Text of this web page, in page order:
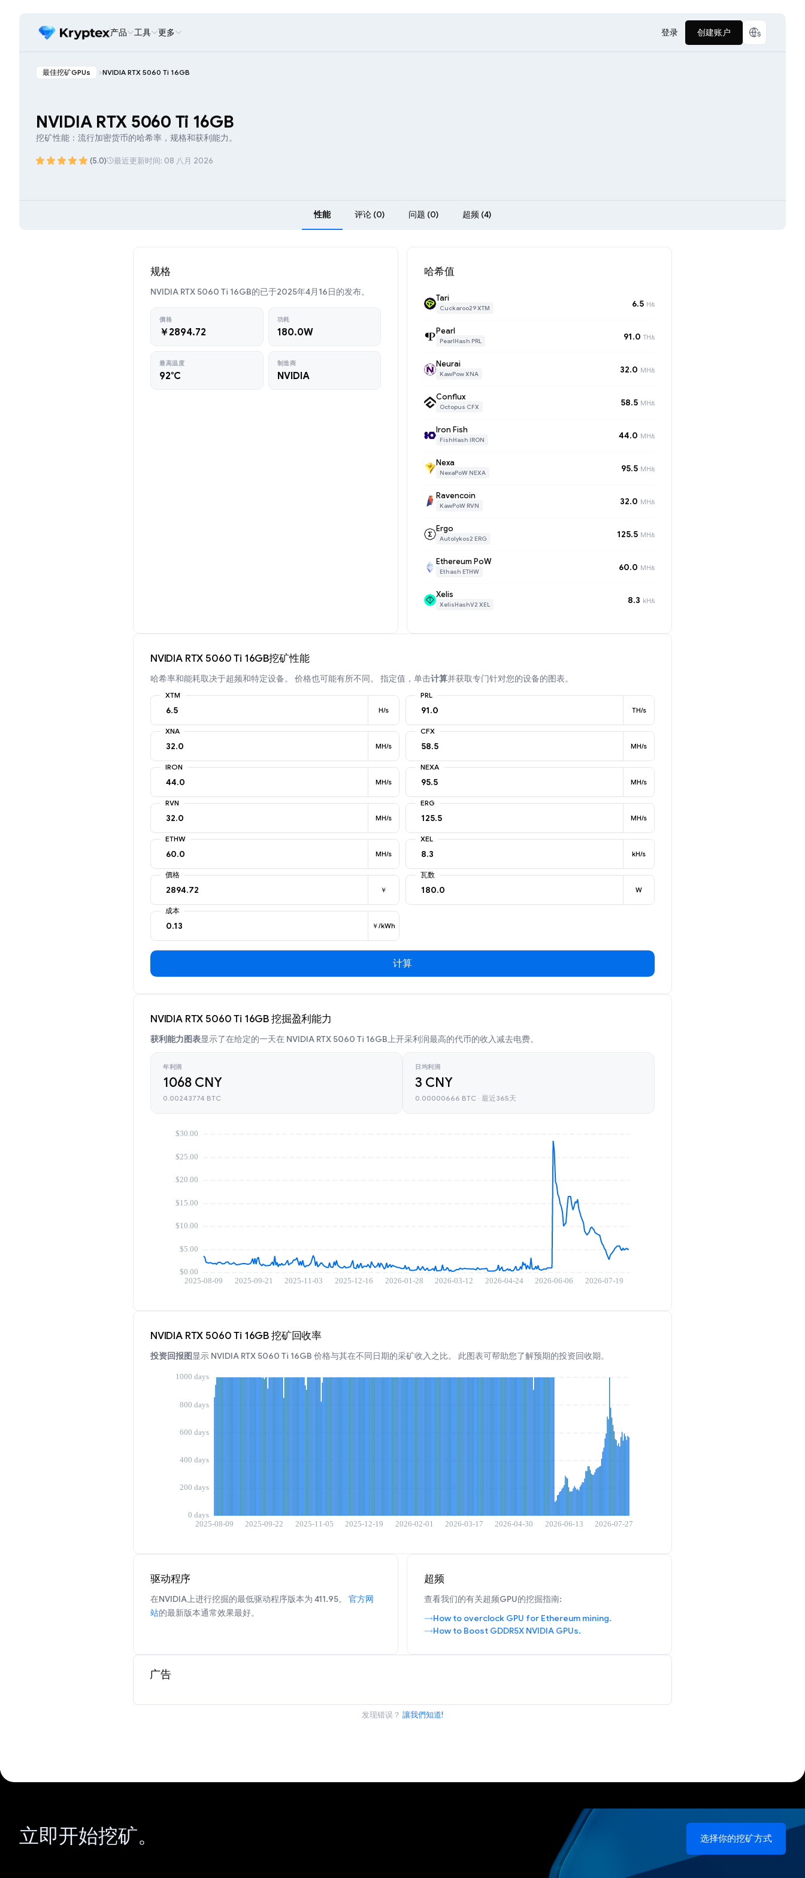
产品 工具 更多 登录 创建账户
最佳挖矿GPUs NVIDIA RTX 5060 Ti 16GB
NVIDIA RTX 5060 Ti 16GB
挖矿性能：流行加密货币的哈希率，规格和获利能力。
(5.0) 最近更新时间: 08 八月 2026
性能 评论 (0) 问题 (0) 超频 (4)
规格
NVIDIA RTX 5060 Ti 16GB的已于2025年4月16日的发布。
價格
￥2894.72
功耗
180.0W
最高温度
92°C
制造商
NVIDIA
哈希值
Tari
Cuckaroo29 XTM 6.5 H/s
Pearl
PearlHash PRL 91.0 TH/s
Neurai
KawPow XNA 32.0 MH/s
Conflux
Octopus CFX 58.5 MH/s
Iron Fish
FishHash IRON 44.0 MH/s
Nexa
NexaPoW NEXA 95.5 MH/s
Ravencoin
KawPoW RVN 32.0 MH/s
Ergo
Autolykos2 ERG 125.5 MH/s
Ethereum PoW
Ethash ETHW 60.0 MH/s
Xelis
XelisHashV2 XEL 8.3 kH/s
NVIDIA RTX 5060 Ti 16GB挖矿性能
哈希率和能耗取决于超频和特定设备。 价格也可能有所不同。 指定值，单击计算并获取专门针对您的设备的图表。
XTM
H/s
PRL
TH/s
XNA
MH/s
CFX
MH/s
IRON
MH/s
NEXA
MH/s
RVN
MH/s
ERG
MH/s
ETHW
MH/s
XEL
kH/s
價格
￥
瓦数
W
成本
￥/kWh
计算
NVIDIA RTX 5060 Ti 16GB 挖掘盈利能力
获利能力图表显示了在给定的一天在 NVIDIA RTX 5060 Ti 16GB上开采利润最高的代币的收入减去电费。
年利润
1068 CNY
0.00243774 BTC
日均利润
3 CNY
0.00000666 BTC · 最近365天
NVIDIA RTX 5060 Ti 16GB 挖矿回收率
投资回报图显示 NVIDIA RTX 5060 Ti 16GB 价格与其在不同日期的采矿收入之比。 此图表可帮助您了解预期的投资回收期。
驱动程序
在NVIDIA上进行挖掘的最低驱动程序版本为 411.95。 官方网
站的最新版本通常效果最好。
超频
查看我们的有关超频GPU的挖掘指南:
How to overclock GPU for Ethereum mining.
How to Boost GDDR5X NVIDIA GPUs.
广告
发现错误？ 讓我們知道!
立即开始挖矿。 选择你的挖矿方式